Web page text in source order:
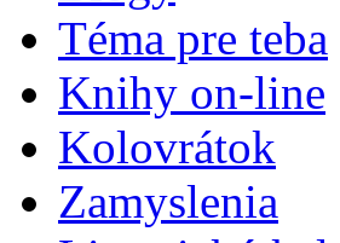
Téma pre teba
Knihy on-line
Kolovrátok
Zamyslenia